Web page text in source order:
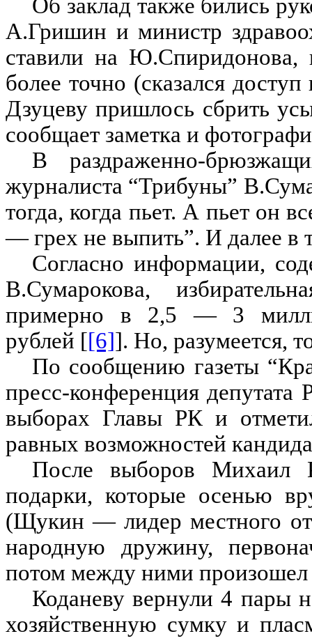
Об заклад также бились
А.Гришин и министр
ставили на
более точно (сказался
Дзуцеву пришлось сбрить
сообщает заметка и
В раздраженно-
журналиста “Трибуны”
тогда, когда пьет. А пьет он
— грех не выпить”. И далее в
Согласно информации,
В.Сумарокова,
примерно в 2,5 — 3
рублей [[6]]. Но, разумеется,
По сообщению газеты
пресс-конференция депутата
выборах Главы РК и
равных возможностей
После выборов Михаил
подарки, которые осенью
(Щукин — лидер местного
народную дружину,
потом между ними произошел
Коданеву вернули 4
хозяйственную сумку и